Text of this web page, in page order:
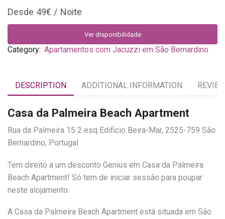
49€
Ver disponibilidade
Category: Apartamentos com Jacuzzi em São Bernardino
DESCRIPTION ADDITIONAL INFORMATION
Casa da Palmeira Beach Apartment
Rua da Palmeira 15 2 esq Edificio Beira-Mar, 2525-759 São
Bernardino, Portugal
Tem direito a um desconto Genius em Casa da Palmeira
Beach Apartment! Só tem de iniciar sessão para poupar
neste alojamento.
A Casa da Palmeira Beach Apartment está situada em São